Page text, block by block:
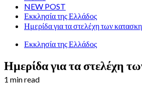
NEW POST
Εκκλησία της Ελλάδος
Ημερίδα για τα στελέχη των
Εκκλησία της Ελλάδος
Ημερίδα για τα στελέχη
1 min read